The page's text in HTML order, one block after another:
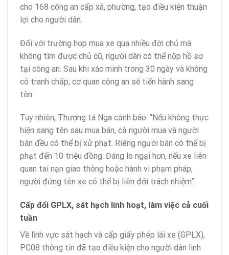
cho 168 công an cấp xã, phường, tạo điều kiện thuận
lợi cho người dân.
Đối với trường hợp mua xe qua nhiều đời chủ mà
không tìm được chủ cũ, người dân có thể nộp hồ sơ
tại công an. Sau khi xác minh trong 30 ngày và không
có tranh chấp, cơ quan công an sẽ tiến hành sang
tên.
Tuy nhiên, Thượng tá Nga cảnh báo: “Nếu không thực
hiện sang tên sau mua bán, cả người mua và người
bán đều có thể bị xử phạt. Riêng người bán có thể bị
phạt đến 10 triệu đồng. Đáng lo ngại hơn, nếu xe liên
quan tai nạn giao thông hoặc hành vi phạm pháp,
người đứng tên xe có thể bị liên đới trách nhiệm”.
Cấp đổi GPLX, sát hạch linh hoạt, làm việc cả cuối
tuần
Về lĩnh vực sát hạch và cấp giấy phép lái xe (GPLX),
PC08 thông tin đã tạo điều kiện cho người dân linh